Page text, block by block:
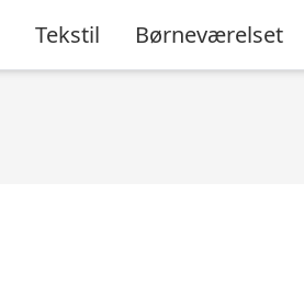
Tekstil Børneværelset